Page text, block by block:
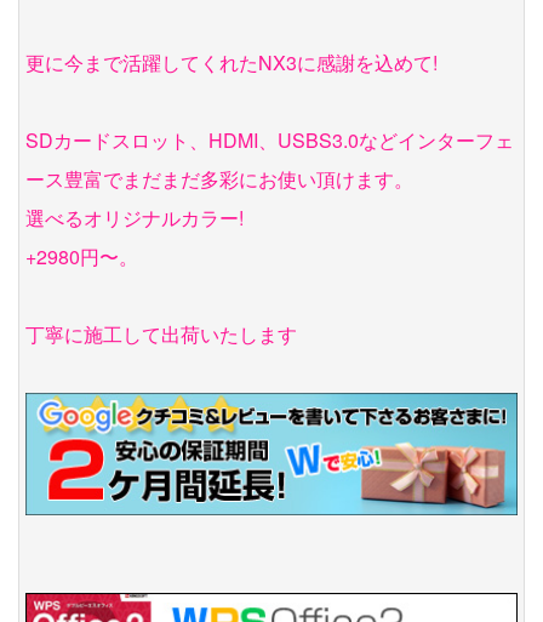
更に今まで活躍してくれたNX3に感謝を込めて!
SDカードスロット、HDMI、USBS3.0などインターフェ
ース豊富でまだまだ多彩にお使い頂けます。
選べるオリジナルカラー!
+2980円〜。
丁寧に施工して出荷いたします